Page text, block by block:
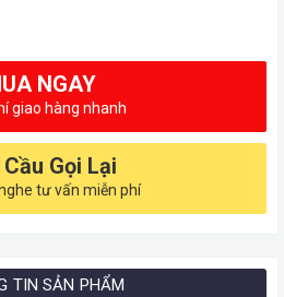
NGAY
giao hàng nhanh
Gọi Lại
tư vấn miễn phí
TIN SẢN PHẨM